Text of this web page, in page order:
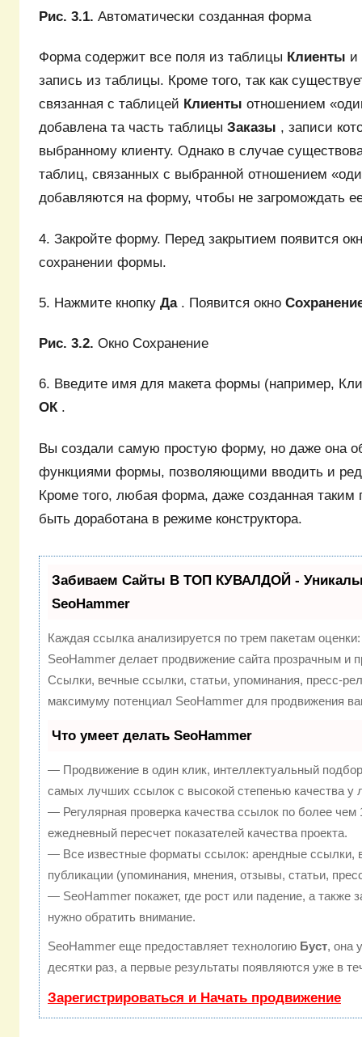
Рис. 3.1. Автоматически созданная форма
Форма содержит все поля из таблицы Клиенты и
запись из таблицы. Кроме того, так как
связанная с таблицей Клиенты отношением
добавлена та часть таблицы Заказы , записи
выбранному клиенту. Однако в случае
таблиц, связанных с выбранной отношением
добавляются на форму, чтобы не загромождать
4. Закройте форму. Перед закрытием появится
сохранении формы.
5. Нажмите кнопку Да . Появится окно
Рис. 3.2. Окно Сохранение
6. Введите имя для макета формы (например,
ОК .
Вы создали самую простую форму, но даже она
функциями формы, позволяющими вводить и
Кроме того, любая форма, даже созданная таким
быть доработана в режиме конструктора.
Забиваем Сайты В ТОП КУВАЛДОЙ -
SeoHammer
Каждая ссылка анализируется по трем пакетам
SeoHammer делает продвижение сайта прозрачным и
Ссылки, вечные ссылки, статьи, упоминания, пресс-
максимуму потенциал SeoHammer для продвижения
Что умеет делать SeoHammer
— Продвижение в один клик, интеллектуальный подбор
самых лучших ссылок с высокой степенью качества у
— Регулярная проверка качества ссылок по более чем
ежедневный пересчет показателей качества проекта.
— Все известные форматы ссылок: арендные ссылки,
публикации (упоминания, мнения, отзывы, статьи,
— SeoHammer покажет, где рост или падение, а также
нужно обратить внимание.
SeoHammer еще предоставляет технологию Буст, она
десятки раз, а первые результаты появляются уже в
Зарегистрироваться и Начать продвижение